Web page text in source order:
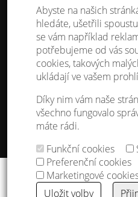
Abyste na našich
hledáte, ušetřili
se vám například
potřebujeme od vás
cookies, takových
ukládají ve vašem
Díky nim vám naše
všechno fungovalo
máte rádi.
Funkční cookies
Preferenční cookies
Marketingové
Uložit volby
Tabulka velikostí
Doprava a platba
Ochrana osobních údajů
Obchodní podmínky
Kontakt
Atelier IVN
Na Výhledě 324/1
360 17 Karlovy Vary
Copyright © 2013 -